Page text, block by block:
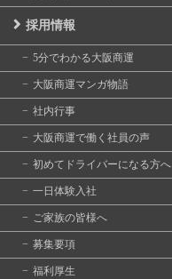
採用情報
5分でわかる大阪商運
大阪商運マンガ物語
社内行事
大阪商運で働く社員の声
初めてドライバーになる方へ
一日体験入社
ご家族の皆様へ
募集要項
福利厚生